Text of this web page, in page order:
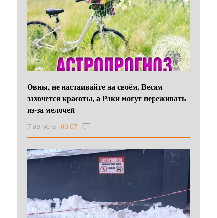
Овны, не настаивайте на своём, Весам
захочется красоты, а Раки могут переживать
из-за мелочей
7 августа 06:07